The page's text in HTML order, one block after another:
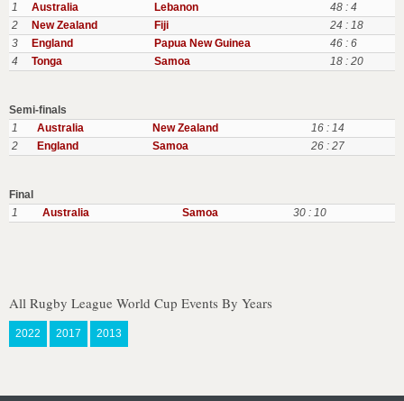
1
Australia Lebanon
48 : 4
2
New Zealand Fiji
24 : 18
3
England Papua New Guinea
46 : 6
4
Tonga Samoa 18 : 20
Semi-finals
1
Australia New Zealand
16 : 14
2
England Samoa 26 : 27
Final
1
Australia Samoa 30 : 10
All Rugby League World Cup Events By Years
2022 2017 2013